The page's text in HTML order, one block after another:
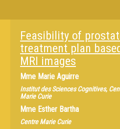
Feasibility of
treatment plan
MRI images
Mme Marie Aguirre
Institut des Sciences Cognitives,
Marie Curie
Mme Esther Bartha
Centre Marie Curie